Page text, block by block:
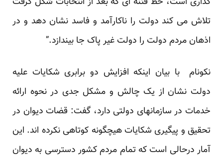
تلاش می کند دولت را ناکارآمد و فاسد نشان دهد و در
اذهان مردم دولت را دولت غیر پاک جا بیندازد.”
نکونام با بیان اینکه افزایش دو برابری شکایات علیه
دولت نشان از یک چالش و مشکل جدی در نحوه ارائه
خدمات در سازمانهای دولتی دارد، گفت: قضات دیوان در
تحقیق و پیگیری شکایات هیچگونه کوتاهی نکرده اند. این
آمار درحالی است که تمام مردم کشور دسترسی به دیوان